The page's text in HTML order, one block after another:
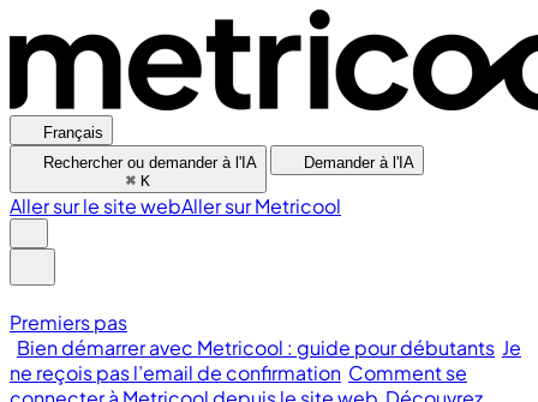
Français
Rechercher ou demander à l'IA
⌘ K
Demander à l'IA
Aller sur le site webAller sur Metricool
Premiers pas
Bien démarrer avec Metricool : guide pour débutants Je
ne reçois pas l’email de confirmation Comment se